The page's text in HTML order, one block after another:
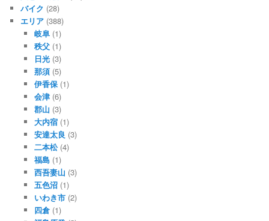
バイク (28)
エリア (388)
岐阜(1)
秩父(1)
日光(3)
那須(5)
伊香保(1)
会津(6)
郡山 (3)
大内宿(1)
安達太良 (3)
二本松(4)
福島(1)
西吾妻山 (3)
五色沼(1)
いわき市(2)
四倉(1)